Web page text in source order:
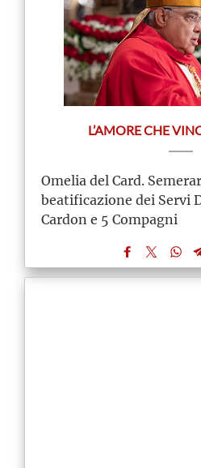
L’AMORE CHE
Omelia del Card.
beatificazione dei Servi
Cardon e 5 Compagni